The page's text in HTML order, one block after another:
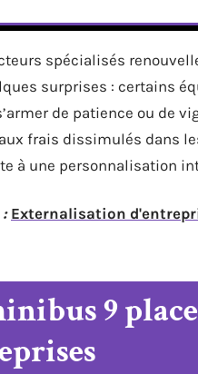
spécialisés
surprises : certains
de patience ou de
frais dissimulés dans
à une personnalisation
Externalisation
9